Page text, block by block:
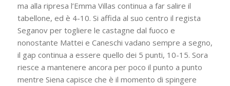
ma alla ripresa l’Emma Villas continua a far salire il
tabellone, ed è 4-10. Si affida al suo centro il regista
Seganov per togliere le castagne dal fuoco e
nonostante Mattei e Caneschi vadano sempre a segno,
il gap continua a essere quello dei 5 punti, 10-15. Sora
riesce a mantenere ancora per poco il punto a punto
mentre Siena capisce che è il momento di spingere